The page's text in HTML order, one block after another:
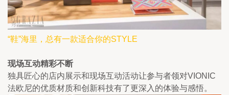
“鞋”海里，总有一款适合你的STYLE
现场互动精彩不断
独具匠心的店内展示和现场互动活动让参与者领对VIONIC
法欧尼的优质材质和创新科技有了更深入的体验与感悟。